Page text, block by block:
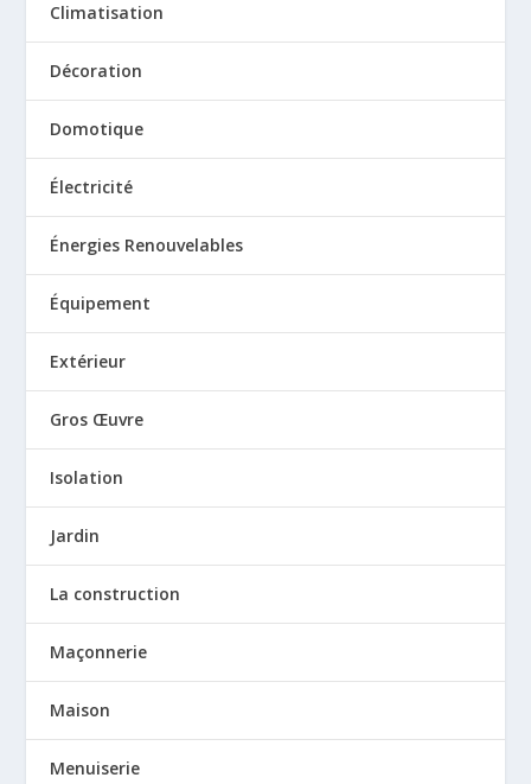
Climatisation
Décoration
Domotique
Électricité
Énergies Renouvelables
Équipement
Extérieur
Gros Œuvre
Isolation
Jardin
La construction
Maçonnerie
Maison
Menuiserie